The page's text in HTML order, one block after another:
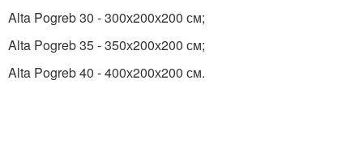
Alta Pogreb 30 - 300х200х200 см;
Alta Pogreb 35 - 350х200х200 см;
Alta Pogreb 40 - 400х200х200 см.